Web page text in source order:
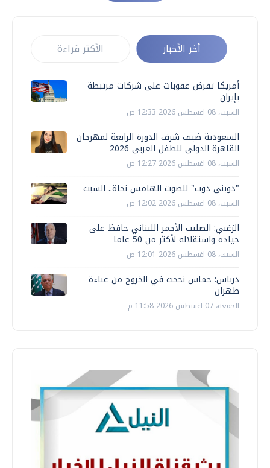
أخر الأخبار الأكثر قراءة
أمريكا تفرض عقوبات على شركات مرتبطة
بإيران
السبت، 08 اغسطس 2026 12:33 ص
السعودية ضيف شرف الدورة الرابعة لمهرجان
القاهرة الدولي للطفل العربي 2026
السبت، 08 اغسطس 2026 12:27 ص
"دوبنى دوب" للصوت الهامس نجاة.. السبت
السبت، 08 اغسطس 2026 12:02 ص
الزغبي: الصليب الأحمر اللبناني حافظ على
حياده واستقلاله لأكثر من 50 عاما
السبت، 08 اغسطس 2026 12:01 ص
درباس: حماس نجحت في الخروج من عباءة
طهران
الجمعة، 07 اغسطس 2026 11:58 م